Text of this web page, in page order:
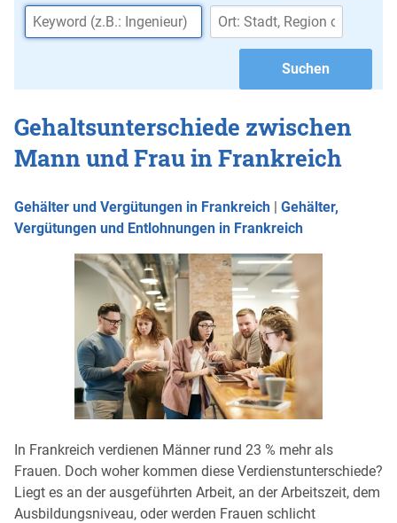
Gehaltsunterschiede zwischen
Mann und Frau in Frankreich
Gehälter und Vergütungen in Frankreich | Gehälter,
Vergütungen und Entlohnungen in Frankreich
In Frankreich verdienen Männer rund 23 % mehr als
Frauen. Doch woher kommen diese Verdienstunterschiede?
Liegt es an der ausgeführten Arbeit, an der Arbeitszeit, dem
Ausbildungsniveau, oder werden Frauen schlicht